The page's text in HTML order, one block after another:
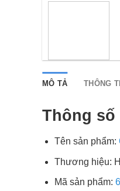
MÔ TẢ THÔNG
Thông số
Tên sản phẩm:
Thương hiệu:
Mã sản phẩm: